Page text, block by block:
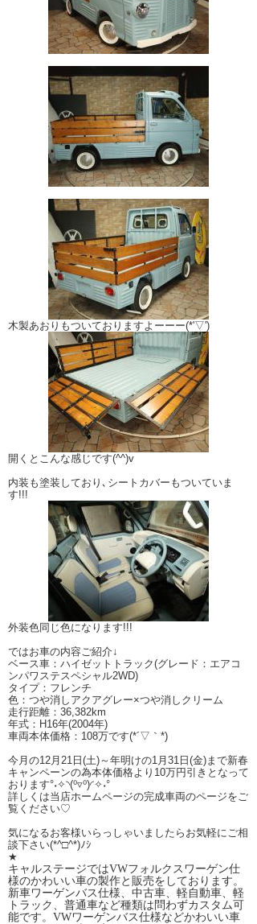
木製あおりもついておりますよーーー(*'▽')
開くとこんな感じです(^^)v
内装も塗装しており､シートカバーもついていま
す!!!
外装色同じ色になります!!!
ではお車の内容ご紹介↓
ベース車：ハイゼットトラック(グレード：エアコ
ンパワステスペシャル2WD)
タイプ：フレンチ
色：つや消しアクアグレー×つや消しクリーム
走行距離：36,382km
年式：H16年(2004年)
車両本体価格：108万です(*´▽｀*)
今月の12月21日(土)～年明けの1月31日(金)まで新春
キャンペーンの為本体価格より10万円引きとなって
おります°˖✧◝(⁰▿⁰)◜✧˖°
詳しくは当店ホームページの完成車両のページをご
覧ください♡
気になるお客様いらっしゃいましたらお気軽にご相
談下さい(*^□^*)ﾉｼ
★
キャルステージではVWフォルクスワーゲン仕
様のかわいい車の製作と販売をしております。
新車ワーゲンバス仕様、中古車、軽自動車、軽
トラック、普通車など種類は問わずカスタム可
能です。VWワーゲンバス仕様などかわいい車